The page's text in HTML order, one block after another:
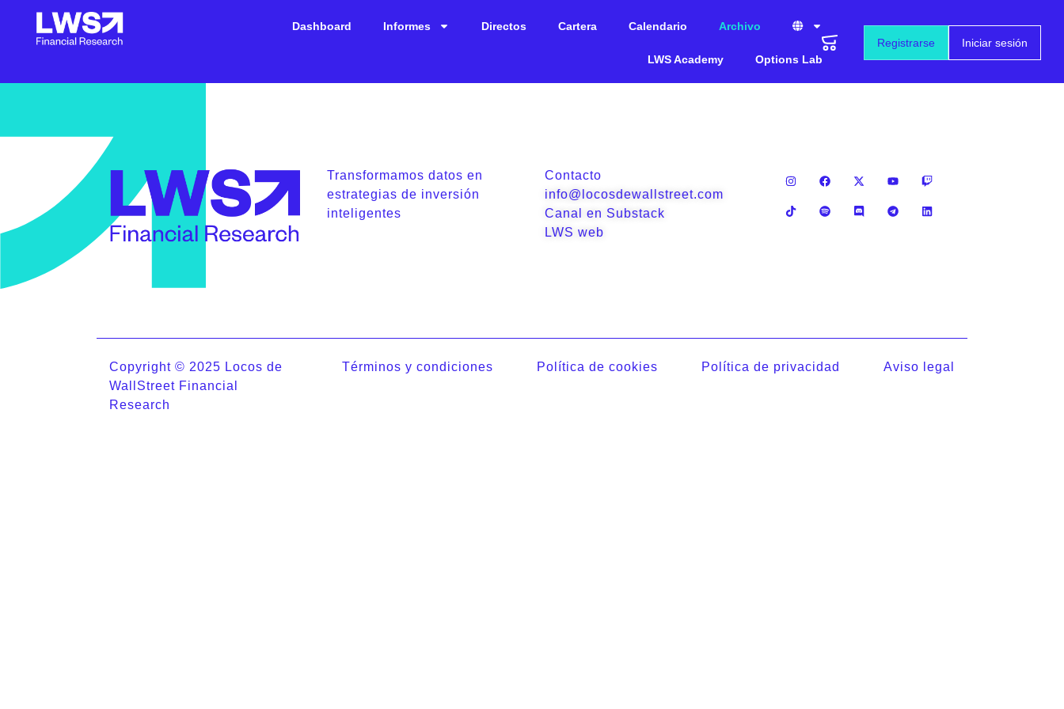
Iniciar sesión
Registrarse
Dashboard Informes Directos Cartera Calendario Archivo
LWS Academy Options Lab
Transformamos datos en
estrategias de inversión
inteligentes
Contacto
info@locosdewallstreet.com
Canal en Substack
LWS web
Copyright © 2025 Locos de
WallStreet Financial
Research
Términos y condiciones Política de cookies Política de privacidad Aviso legal